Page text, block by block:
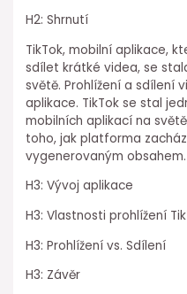
H2: Shrnutí
TikTok, mobilní aplikace,
sdílet krátké videa, se
světě. Prohlížení a sdílení
aplikace. TikTok se stal
mobilních aplikací na
toho, jak platforma
vygenerovaným obsahem.
H3: Vývoj aplikace
H3: Vlastnosti prohlížení
H3: Prohlížení vs. Sdílení
H3: Závěr